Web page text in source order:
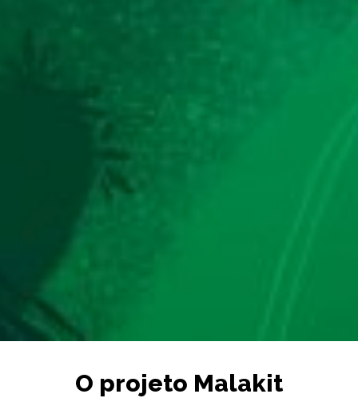
O projeto Malakit